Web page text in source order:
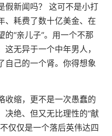
假新闻吗？ 这可不是小打
、耗费了数十亿美金、在
“亲儿子”。用一个不那
无异于一个中年男人，
自己的一个肾。你得想象
收缩，更不是一次愚蠢的
决绝、但又无比理性的“献
仅仅是一个落后英伟达四